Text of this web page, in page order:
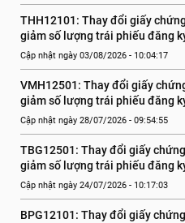
THH12101: Thay đổi giấy
giảm số lượng trái phiếu đăng
Cập nhật ngày 03/08/2026 - 10:04:17
VMH12501: Thay đổi giấy
giảm số lượng trái phiếu đăng
Cập nhật ngày 28/07/2026 - 09:54:55
TBG12501: Thay đổi giấy
giảm số lượng trái phiếu đăng
Cập nhật ngày 24/07/2026 - 10:17:03
BPG12101: Thay đổi giấy